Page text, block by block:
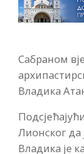
Сабраном
Владика
Лионског да
Владика је